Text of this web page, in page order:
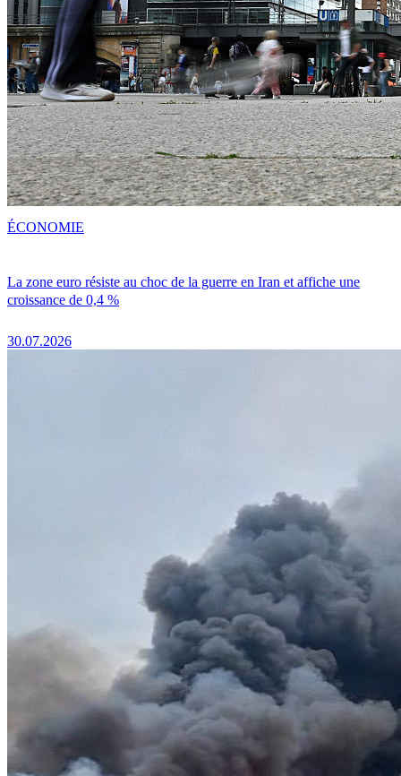
La zone euro résiste au choc de la guerre en Iran et affiche une
croissance de 0,4 %
30.07.2026
ÉCONOMIE